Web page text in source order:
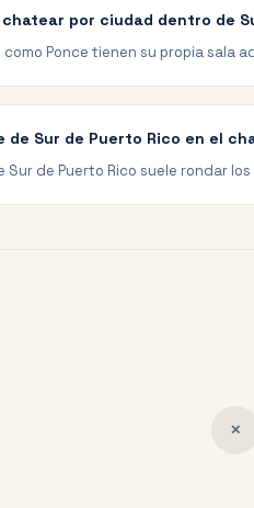
chatear por ciudad dentro de
Ponce tienen su propia sala
de Sur de Puerto Rico en el
Sur de Puerto Rico suele rondar
✕